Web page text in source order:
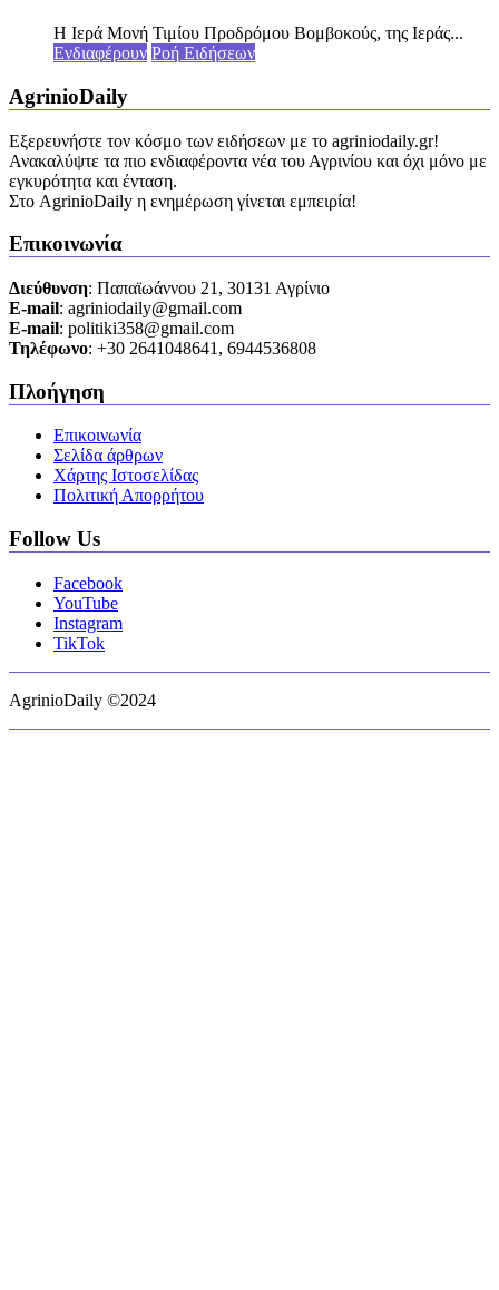
Η Ιερά Μονή Τιμίου Προδρόμου Βομβοκούς, της Ιεράς...
Ενδιαφέρουν Ροή Ειδήσεων
AgrinioDaily
Εξερευνήστε τον κόσμο των ειδήσεων με το agriniodaily.gr!
Ανακαλύψτε τα πιο ενδιαφέροντα νέα του Αγρινίου και όχι μόνο με
εγκυρότητα και ένταση.
Στο AgrinioDaily η ενημέρωση γίνεται εμπειρία!
Επικοινωνία
Διεύθυνση: Παπαϊωάννου 21, 30131 Αγρίνιο
Ε-mail: agriniodaily@gmail.com
Ε-mail: politiki358@gmail.com
Τηλέφωνο: +30 2641048641, 6944536808
Πλοήγηση
Επικοινωνία
Σελίδα άρθρων
Χάρτης Ιστοσελίδας
Πολιτική Απορρήτου
Follow Us
Facebook
YouTube
Instagram
TikTok
AgrinioDaily ©2024